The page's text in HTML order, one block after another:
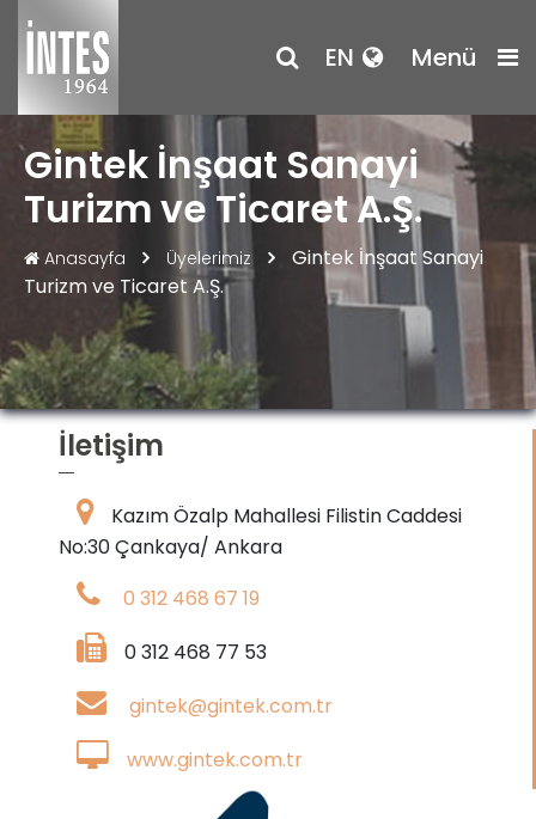
EN Menü
Gintek İnşaat Sanayi
Turizm ve Ticaret A.Ş.
Anasayfa Üyelerimiz
Gintek İnşaat Sanayi
Turizm ve Ticaret A.Ş.
İletişim
Kazım Özalp Mahallesi Filistin Caddesi
No:30 Çankaya/ Ankara
0 312 468 67 19
0 312 468 77 53
gintek@gintek.com.tr
www.gintek.com.tr